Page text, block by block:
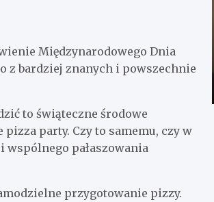
Międzynarodowego Dnia
z bardziej znanych i powszechnie
to świąteczne środowe
party. Czy to samemu, czy w
pałaszowania
przygotowanie pizzy.